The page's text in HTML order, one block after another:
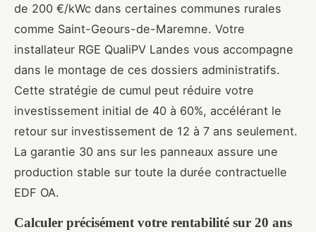
de 200 €/kWc dans certaines communes rurales
comme Saint-Geours-de-Maremne. Votre
installateur RGE QualiPV Landes vous accompagne
dans le montage de ces dossiers administratifs.
Cette stratégie de cumul peut réduire votre
investissement initial de 40 à 60%, accélérant le
retour sur investissement de 12 à 7 ans seulement.
La garantie 30 ans sur les panneaux assure une
production stable sur toute la durée contractuelle
EDF OA.
Calculer précisément votre rentabilité sur 20 ans